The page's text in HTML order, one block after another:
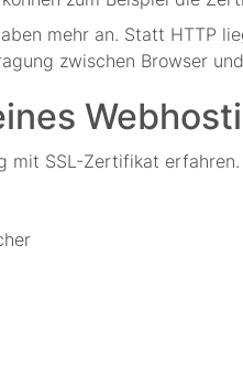
mehr an. Statt HTTP
zwischen Browser
mit SSL-Zertifikat